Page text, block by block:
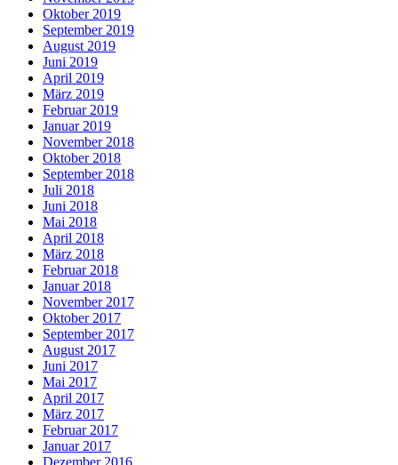
Oktober 2019
September 2019
August 2019
Juni 2019
April 2019
März 2019
Februar 2019
Januar 2019
November 2018
Oktober 2018
September 2018
Juli 2018
Juni 2018
Mai 2018
April 2018
März 2018
Februar 2018
Januar 2018
November 2017
Oktober 2017
September 2017
August 2017
Juni 2017
Mai 2017
April 2017
März 2017
Februar 2017
Januar 2017
Dezember 2016